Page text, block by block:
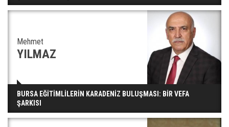
Mehmet
YILMAZ
BURSA EĞİTİMLİLERİN KARADENİZ BULUŞMASI: BİR VEFA
ŞARKISI